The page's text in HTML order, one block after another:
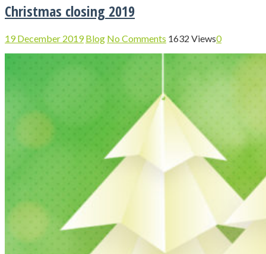
Christmas closing 2019
19 December 2019 Blog No Comments 1632 Views0